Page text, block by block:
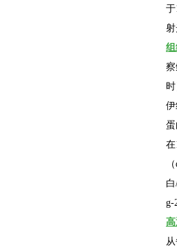
于
伊
蛋
在
（
白
g-
高